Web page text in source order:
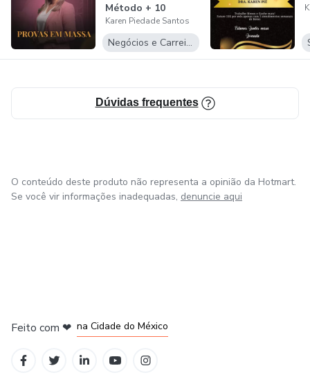
Método + 10
BÔNUS
Karen Piedade Santos
Negócios e Carreira
Dúvidas frequentes
O conteúdo deste produto não representa a opinião da Hotmart.
Se você vir informações inadequadas, denuncie aqui
Feito com ❤ na Cidade do México